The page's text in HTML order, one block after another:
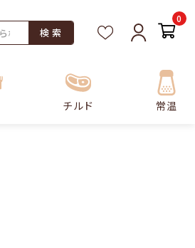
検 索
0
チルド 常温